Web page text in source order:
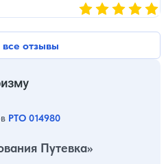
все отзывы
РТО 014980
Путевка»